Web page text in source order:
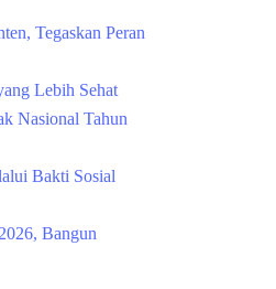
Tegaskan Peran
Lebih Sehat
Nasional Tahun
Bakti Sosial
Bangun